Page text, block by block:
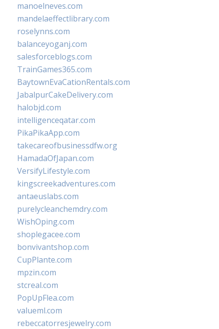
manoelneves.com
mandelaeffectlibrary.com
roselynns.com
balanceyoganj.com
salesforceblogs.com
TrainGames365.com
BaytownEvaCationRentals.com
JabalpurCakeDelivery.com
halobjd.com
intelligenceqatar.com
PikaPikaApp.com
takecareofbusinessdfw.org
HamadaOfJapan.com
VersifyLifestyle.com
kingscreekadventures.com
antaeuslabs.com
purelycleanchemdry.com
WishOping.com
shoplegacee.com
bonvivantshop.com
CupPlante.com
mpzin.com
stcreal.com
PopUpFlea.com
valueml.com
rebeccatorresjewelry.com